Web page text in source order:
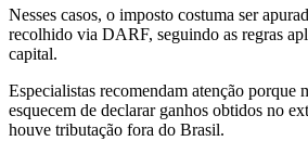
Nesses casos, o imposto costuma ser
recolhido via DARF, seguindo as regras
capital.
Especialistas recomendam atenção porque
esquecem de declarar ganhos obtidos no
houve tributação fora do Brasil.